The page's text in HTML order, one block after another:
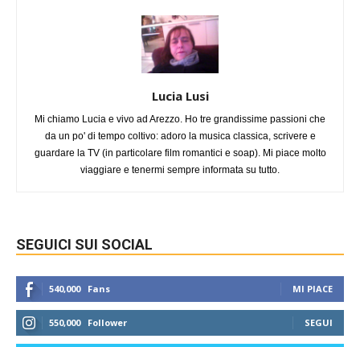
Lucia Lusi
Mi chiamo Lucia e vivo ad Arezzo. Ho tre grandissime passioni che
da un po' di tempo coltivo: adoro la musica classica, scrivere e
guardare la TV (in particolare film romantici e soap). Mi piace molto
viaggiare e tenermi sempre informata su tutto.
SEGUICI SUI SOCIAL
540,000 Fans MI PIACE
550,000 Follower SEGUI